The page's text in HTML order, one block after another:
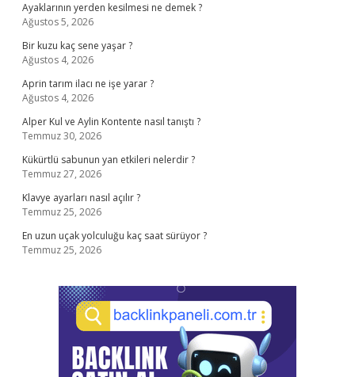
Ayaklarının yerden kesilmesi ne demek ?
Ağustos 5, 2026
Bir kuzu kaç sene yaşar ?
Ağustos 4, 2026
Aprin tarım ilacı ne işe yarar ?
Ağustos 4, 2026
Alper Kul ve Aylin Kontente nasıl tanıştı ?
Temmuz 30, 2026
Kükürtlü sabunun yan etkileri nelerdir ?
Temmuz 27, 2026
Klavye ayarları nasıl açılır ?
Temmuz 25, 2026
En uzun uçak yolculuğu kaç saat sürüyor ?
Temmuz 25, 2026